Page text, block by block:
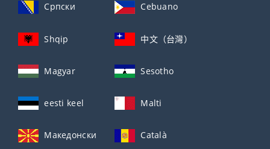
Српски Cebuano
Shqip 中文（台灣）
Magyar Sesotho
eesti keel Malti
Македонски Català